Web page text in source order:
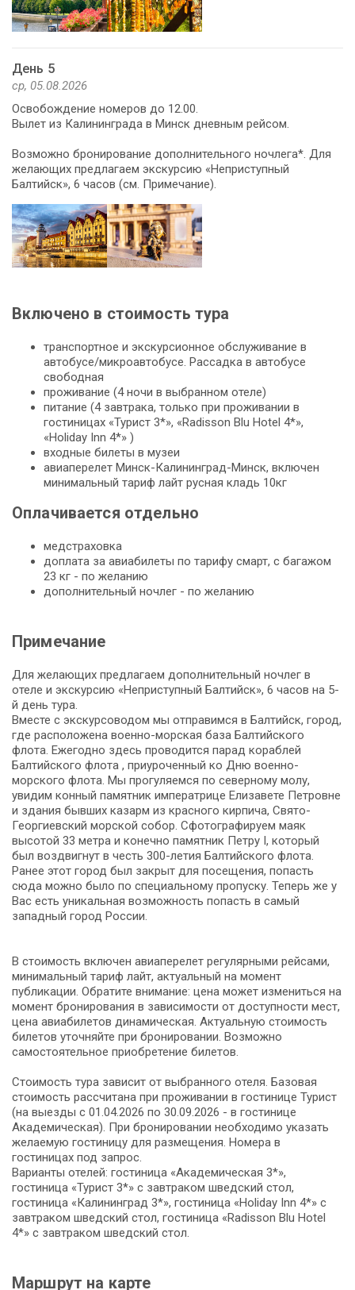
День 5
ср, 05.08.2026
Освобождение номеров до 12.00.
Вылет из Калининграда в Минск дневным рейсом.
Возможно бронирование дополнительного ночлега*. Для
желающих предлагаем экскурсию «Неприступный
Балтийск», 6 часов (см. Примечание).
Включено в стоимость тура
транспортное и экскурсионное обслуживание в
автобусе/микроавтобусе. Рассадка в автобусе
свободная
проживание (4 ночи в выбранном отеле)
питание (4 завтрака, только при проживании в
гостиницах «Турист 3*», «Radisson Blu Hotel 4*»,
«Holiday Inn 4*» )
входные билеты в музеи
авиаперелет Минск-Калининград-Минск, включен
минимальный тариф лайт русная кладь 10кг
Оплачивается отдельно
медстраховка
доплата за авиабилеты по тарифу смарт, с багажом
23 кг - по желанию
дополнительный ночлег - по желанию
Примечание
Для желающих предлагаем дополнительный ночлег в
отеле и экскурсию «Неприступный Балтийск», 6 часов на 5-
й день тура.
Вместе с экскурсоводом мы отправимся в Балтийск, город,
где расположена военно-морская база Балтийского
флота. Ежегодно здесь проводится парад кораблей
Балтийского флота , приуроченный ко Дню военно-
морского флота. Мы прогуляемся по северному молу,
увидим конный памятник императрице Елизавете Петровне
и здания бывших казарм из красного кирпича, Свято-
Георгиевский морской собор. Сфотографируем маяк
высотой 33 метра и конечно памятник Петру I, который
был воздвигнут в честь 300-летия Балтийского флота.
Ранее этот город был закрыт для посещения, попасть
сюда можно было по специальному пропуску. Теперь же у
Вас есть уникальная возможность попасть в самый
западный город России.
В стоимость включен авиаперелет регулярными рейсами,
минимальный тариф лайт, актуальный на момент
публикации. Обратите внимание: цена может измениться на
момент бронирования в зависимости от доступности мест,
цена авиабилетов динамическая. Актуальную стоимость
билетов уточняйте при бронировании. Возможно
самостоятельное приобретение билетов.
Стоимость тура зависит от выбранного отеля. Базовая
стоимость рассчитана при проживании в гостинице Турист
(на выезды с 01.04.2026 по 30.09.2026 - в гостинице
Академическая). При бронировании необходимо указать
желаемую гостиницу для размещения. Номера в
гостиницах под запрос.
Варианты отелей: гостиница «Академическая 3*»,
гостиница «Турист 3*» с завтраком шведский стол,
гостиница «Калининград 3*», гостиница «Holiday Inn 4*» с
завтраком шведский стол, гостиница «Radisson Blu Hotel
4*» с завтраком шведский стол.
Маршрут на карте